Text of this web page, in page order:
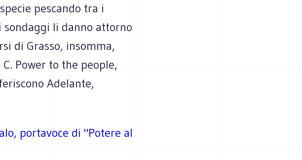
pescando tra i
sondaggi li danno attorno
di Grasso, insomma,
Power to the people,
Adelante,
portavoce di "Potere al